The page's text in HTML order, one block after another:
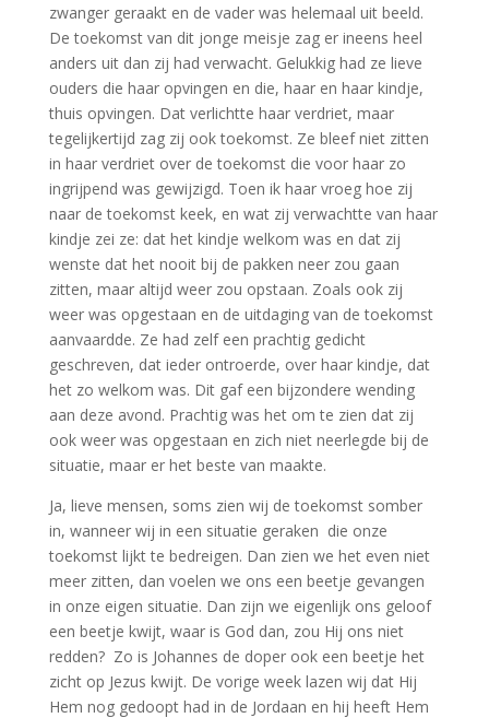
zwanger geraakt en de vader was helemaal uit beeld.
De toekomst van dit jonge meisje zag er ineens heel
anders uit dan zij had verwacht. Gelukkig had ze lieve
ouders die haar opvingen en die, haar en haar kindje,
thuis opvingen. Dat verlichtte haar verdriet, maar
tegelijkertijd zag zij ook toekomst. Ze bleef niet zitten
in haar verdriet over de toekomst die voor haar zo
ingrijpend was gewijzigd. Toen ik haar vroeg hoe zij
naar de toekomst keek, en wat zij verwachtte van haar
kindje zei ze: dat het kindje welkom was en dat zij
wenste dat het nooit bij de pakken neer zou gaan
zitten, maar altijd weer zou opstaan. Zoals ook zij
weer was opgestaan en de uitdaging van de toekomst
aanvaardde. Ze had zelf een prachtig gedicht
geschreven, dat ieder ontroerde, over haar kindje, dat
het zo welkom was. Dit gaf een bijzondere wending
aan deze avond. Prachtig was het om te zien dat zij
ook weer was opgestaan en zich niet neerlegde bij de
situatie, maar er het beste van maakte.
Ja, lieve mensen, soms zien wij de toekomst somber
in, wanneer wij in een situatie geraken die onze
toekomst lijkt te bedreigen. Dan zien we het even niet
meer zitten, dan voelen we ons een beetje gevangen
in onze eigen situatie. Dan zijn we eigenlijk ons geloof
een beetje kwijt, waar is God dan, zou Hij ons niet
redden? Zo is Johannes de doper ook een beetje het
zicht op Jezus kwijt. De vorige week lazen wij dat Hij
Hem nog gedoopt had in de Jordaan en hij heeft Hem